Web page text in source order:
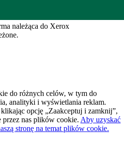
należąca do Xerox
do różnych celów, w tym do
analityki i wyświetlania reklam.
opcję „Zaakceptuj i zamknij”,
przez nas plików cookie. Aby uzyskać
stronę na temat plików cookie.